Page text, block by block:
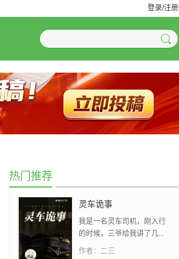
登录/注册
热门推荐
灵车诡事
我是一名灵车司机，刚入行
的时候，三爷给我讲了几...
作者： 二三